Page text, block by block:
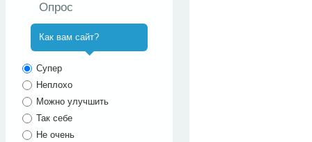
Опрос
Как вам сайт?
Супер
Неплохо
Можно улучшить
Так себе
Не очень